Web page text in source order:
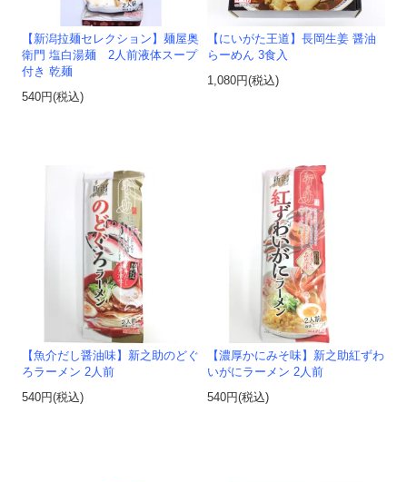
【新潟拉麺セレクション】麺屋奥
衛門 塩白湯麺 2人前液体スープ
付き 乾麺
540円(税込)
【にいがた王道】長岡生姜 醤油
らーめん 3食入
1,080円(税込)
【魚介だし醤油味】新之助のどぐ
ろラーメン 2人前
540円(税込)
【濃厚かにみそ味】新之助紅ずわ
いがにラーメン 2人前
540円(税込)